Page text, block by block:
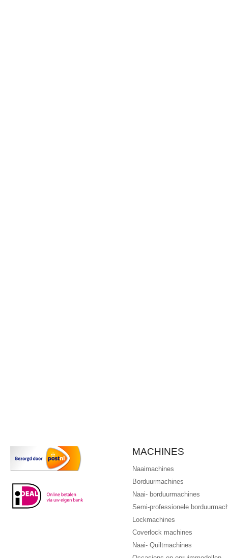
MACHINES
Naaimachines
Borduurmachines
Naai- borduurmachines
Semi-professionele
Lockmachines
Coverlock machines
Naai- Quiltmachines